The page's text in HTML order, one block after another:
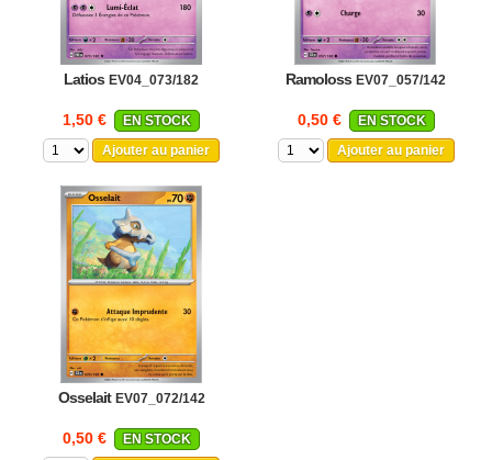
Latios EV04_073/182
1,50 €
EN STOCK
Ajouter au panier
Ramoloss EV07_057/142
0,50 €
EN STOCK
Ajouter au panier
Osselait EV07_072/142
0,50 €
EN STOCK